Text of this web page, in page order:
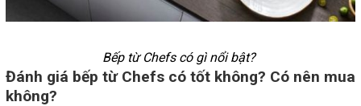
Bếp từ Chefs có gì nổi bật?
Đánh giá bếp từ Chefs có tốt không? Có nên mua
không?